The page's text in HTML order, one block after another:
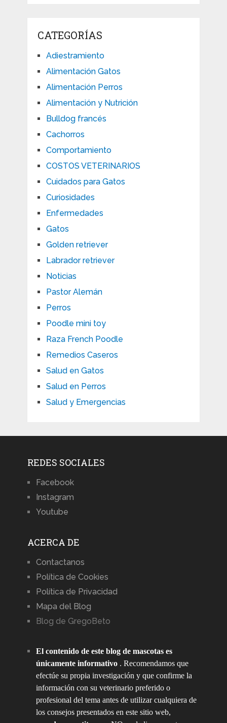
CATEGORÍAS
Adiestramiento
Alimentación Gatos
Alimentación Perros
Alimentación y Nutrición
Bulldog francés
Cachorros
Comportamiento
COSTOS VETERINARIOS
Cuidados para Gatos
Curiosidades
Enfermedades
Gatos
Golden retriever
Labrador retriever
Noticias
Pastor Alemán
Perros
Poodle mini toy
Raza French Poodle
Remedios Caseros
Salud en Gatos
Salud en Perros
Salud y Emergencias
REDES SOCIALES
Facebook
Instagram
Youtube
ACERCA DE
Contactanos
Política de Cookies
Política de Privacidad
Mapa del Blog
Blog de GregoBeto
El contenido de este blog de mascotas es
únicamente informativo. Recomendamos que
efectúe su propia investigación y que confirme la
información con su veterinario preferido o
profesional del tema antes de utilizar cualquiera de
los consejos presentados en este sitio web,